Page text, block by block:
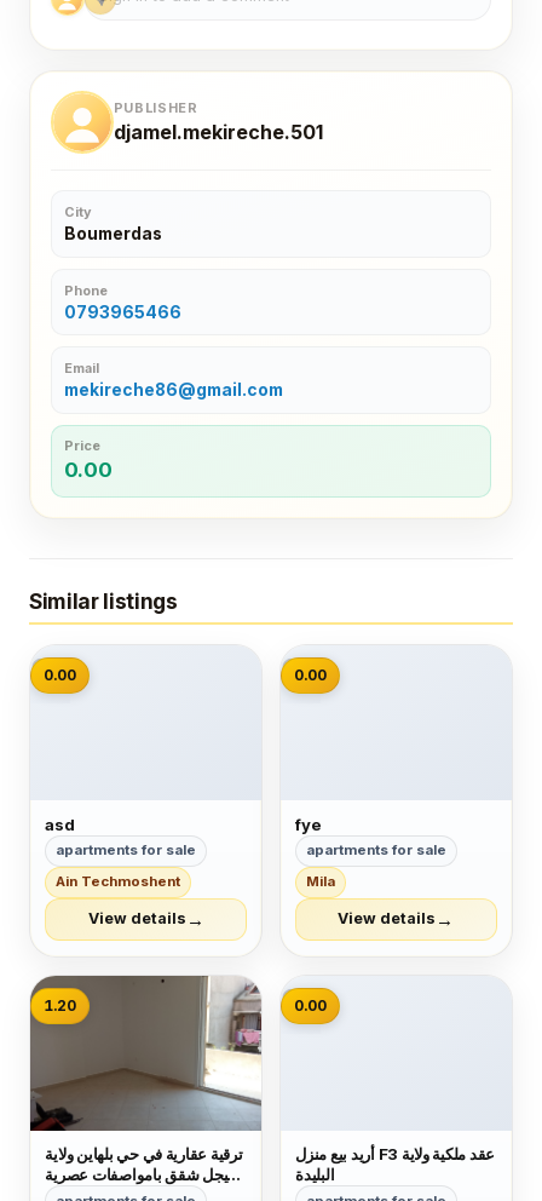
PUBLISHER
djamel.mekireche.501
City
Boumerdas
Phone
0793965466
Email
mekireche86@gmail.com
Price
0.00
Similar listings
📷
0.00
asd
apartments for sale
Ain Techmoshent
View details →
📷
0.00
fye
apartments for sale
Mila
View details →
1.20
ترقية عقارية في حي بلهاين ولاية
جيجل شقق بامواصفات عصرية
في حي راقي جدا فيني دال دو
📷
0.00
أريد بيع منزل F3 عقد ملكية ولاية
البليدة